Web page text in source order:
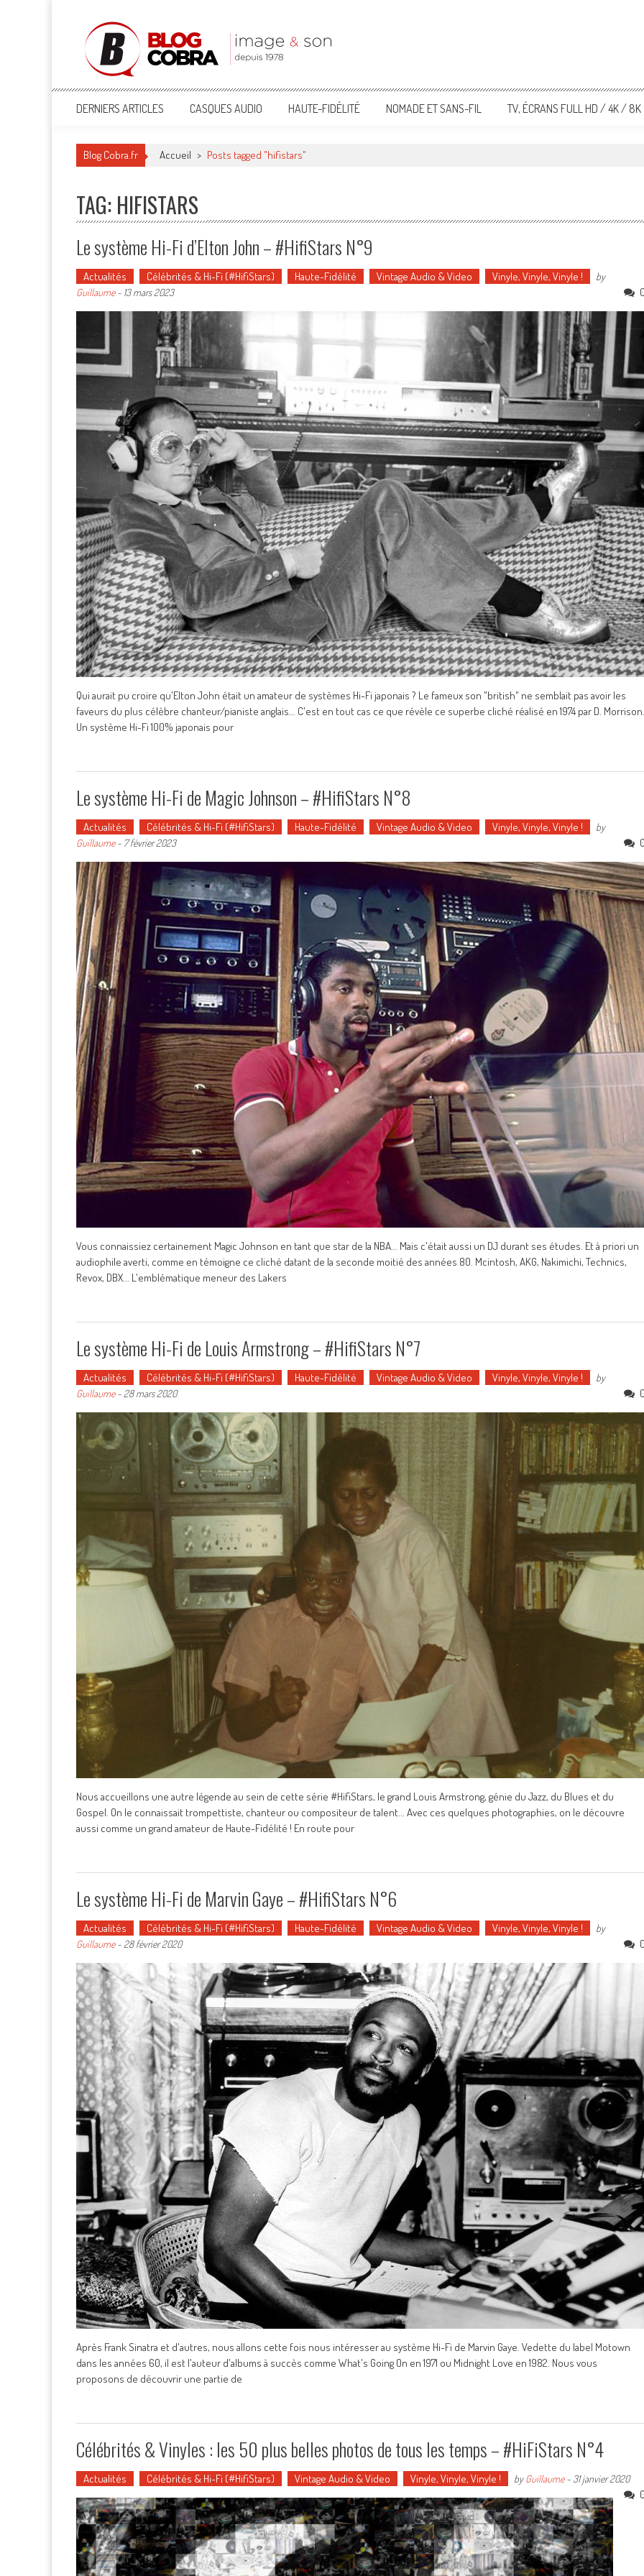
Blog Cobra
Toute l'actu Image & Son !
DERNIERS ARTICLES CASQUES AUDIO HAUTE-FIDÉLITÉ NOMADE ET SANS-FIL TV, ÉCRANS FULL HD / 4K / 8K
Blog Cobra.fr Accueil > Posts tagged "hifistars"
TAG: HIFISTARS
Le système Hi-Fi d’Elton John – #HifiStars N°9
Actualités Célébrités & Hi-Fi (#HifiStars) Haute-Fidélité Vintage Audio & Video Vinyle, Vinyle, Vinyle !
by
Guillaume- 13 mars 2023
Qui aurait pu croire qu'Elton John était un amateur de systèmes Hi-Fi japonais ? Le fameux son "british" ne semblait pas avoir les
faveurs du plus célèbre chanteur/pianiste anglais... C'est en tout cas ce que révèle ce superbe cliché réalisé en 1974 par D. Morrison.
Un système Hi-Fi 100% japonais pour
Le système Hi-Fi de Magic Johnson – #HifiStars N°8
Actualités Célébrités & Hi-Fi (#HifiStars) Haute-Fidélité Vintage Audio & Video Vinyle, Vinyle, Vinyle !
by
Guillaume- 7 février 2023
Vous connaissiez certainement Magic Johnson en tant que star de la NBA... Mais c'était aussi un DJ durant ses études. Et à priori un
audiophile averti, comme en témoigne ce cliché datant de la seconde moitié des années 80. Mcintosh, AKG, Nakimichi, Technics,
Revox, DBX... L'emblématique meneur des Lakers
Le système Hi-Fi de Louis Armstrong – #HifiStars N°7
Actualités Célébrités & Hi-Fi (#HifiStars) Haute-Fidélité Vintage Audio & Video Vinyle, Vinyle, Vinyle !
by
Guillaume- 28 mars 2020
Nous accueillons une autre légende au sein de cette série #HifiStars, le grand Louis Armstrong, génie du Jazz, du Blues et du
Gospel. On le connaissait trompettiste, chanteur ou compositeur de talent... Avec ces quelques photographies, on le découvre
aussi comme un grand amateur de Haute-Fidélité ! En route pour
Le système Hi-Fi de Marvin Gaye – #HifiStars N°6
Actualités Célébrités & Hi-Fi (#HifiStars) Haute-Fidélité Vintage Audio & Video Vinyle, Vinyle, Vinyle !
by
Guillaume- 28 février 2020
Après Frank Sinatra et d'autres, nous allons cette fois nous intéresser au système Hi-Fi de Marvin Gaye. Vedette du label Motown
dans les années 60, il est l'auteur d'albums à succès comme What's Going On en 1971 ou Midnight Love en 1982. Nous vous
proposons de découvrir une partie de
Célébrités & Vinyles : les 50 plus belles photos de tous les temps – #HiFiStars N°4
Actualités Célébrités & Hi-Fi (#HifiStars) Vintage Audio & Video Vinyle, Vinyle, Vinyle ! byGuillaume- 31 janvier 2020